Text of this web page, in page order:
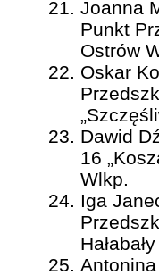
Joanna
Punkt
Ostrów
Oskar
Dawid
16
Wlkp.
Iga